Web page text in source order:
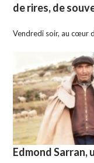
de rires, de
Vendredi soir, au cœur
Edmond Sarran,